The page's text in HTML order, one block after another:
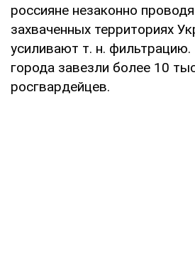
россияне незаконно
захваченных территориях
усиливают т. н. фильтрацию.
города завезли более 10
росгвардейцев.